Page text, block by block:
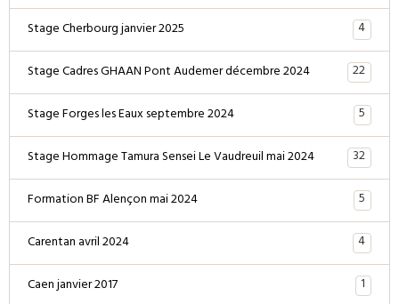
Stage Cherbourg janvier 2025
4
Stage Cadres GHAAN Pont Audemer décembre 2024
22
Stage Forges les Eaux septembre 2024
5
Stage Hommage Tamura Sensei Le Vaudreuil mai 2024
32
Formation BF Alençon mai 2024
5
Carentan avril 2024
4
Caen janvier 2017
1